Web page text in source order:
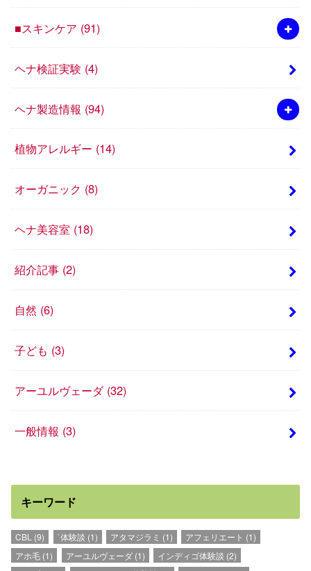
■スキンケア (91)
ヘナ検証実験 (4)
ヘナ製造情報 (94)
植物アレルギー (14)
オーガニック (8)
ヘナ美容室 (18)
紹介記事 (2)
自然 (6)
子ども (3)
アーユルヴェーダ (32)
一般情報 (3)
キーワード
CBL (9) `体験談 (1) アタマジラミ (1) アフェリエート (1)
アホ毛 (1) アーユルヴェーダ(1) インディゴ体験談 (2)